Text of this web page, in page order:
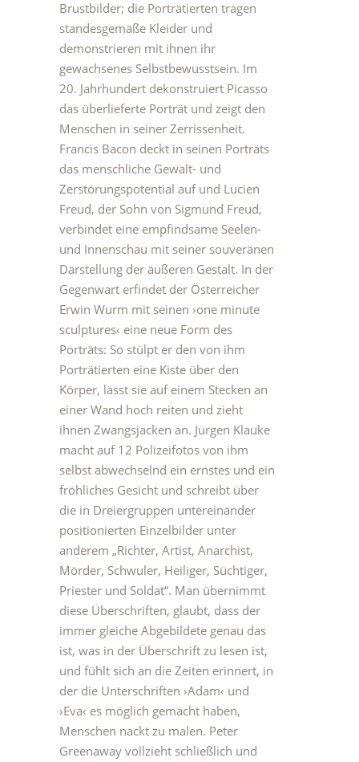
Brustbilder; die Porträtierten tragen
standesgemäße Kleider und
demonstrieren mit ihnen ihr
gewachsenes Selbstbewusstsein. Im
20. Jahrhundert dekonstruiert Picasso
das überlieferte Porträt und zeigt den
Menschen in seiner Zerrissenheit.
Francis Bacon deckt in seinen Porträts
das menschliche Gewalt- und
Zerstörungspotential auf und Lucien
Freud, der Sohn von Sigmund Freud,
verbindet eine empfindsame Seelen-
und Innenschau mit seiner souveränen
Darstellung der äußeren Gestalt. In der
Gegenwart erfindet der Österreicher
Erwin Wurm mit seinen ›one minute
sculptures‹ eine neue Form des
Porträts: So stülpt er den von ihm
Porträtierten eine Kiste über den
Körper, lässt sie auf einem Stecken an
einer Wand hoch reiten und zieht
ihnen Zwangsjacken an. Jürgen Klauke
macht auf 12 Polizeifotos von ihm
selbst abwechselnd ein ernstes und ein
fröhliches Gesicht und schreibt über
die in Dreiergruppen untereinander
positionierten Einzelbilder unter
anderem „Richter, Artist, Anarchist,
Mörder, Schwuler, Heiliger, Süchtiger,
Priester und Soldat“. Man übernimmt
diese Überschriften, glaubt, dass der
immer gleiche Abgebildete genau das
ist, was in der Überschrift zu lesen ist,
und fühlt sich an die Zeiten erinnert, in
der die Unterschriften ›Adam‹ und
›Eva‹ es möglich gemacht haben,
Menschen nackt zu malen. Peter
Greenaway vollzieht schließlich und